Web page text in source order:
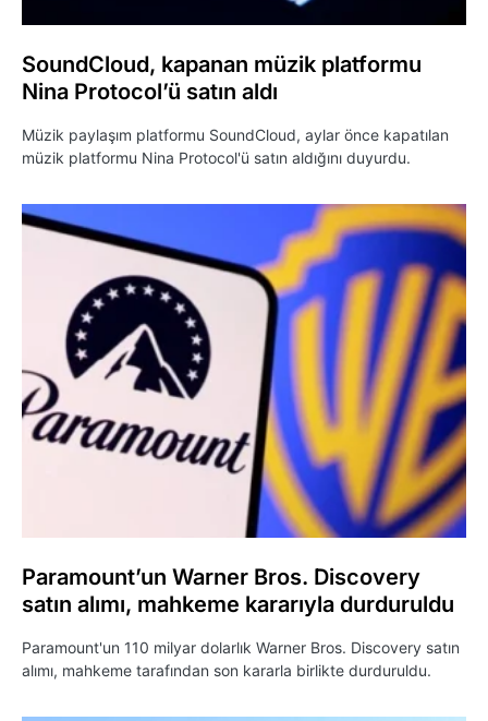
SoundCloud, kapanan müzik platformu
Nina Protocol’ü satın aldı
Müzik paylaşım platformu SoundCloud, aylar önce kapatılan
müzik platformu Nina Protocol'ü satın aldığını duyurdu.
Paramount’un Warner Bros. Discovery
satın alımı, mahkeme kararıyla durduruldu
Paramount'un 110 milyar dolarlık Warner Bros. Discovery satın
alımı, mahkeme tarafından son kararla birlikte durduruldu.